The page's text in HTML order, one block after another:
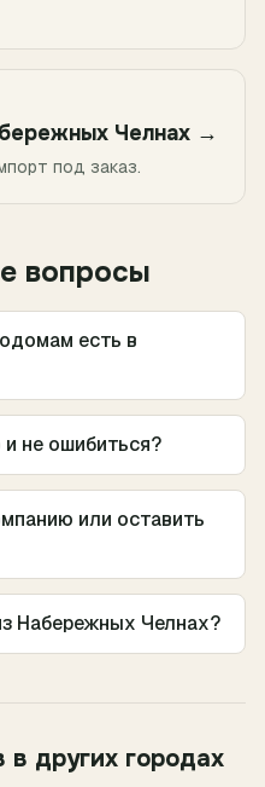
Челнах →
под заказ.
вопросы
есть в
не ошибиться?
или оставить
Набережных Челнах?
других городах